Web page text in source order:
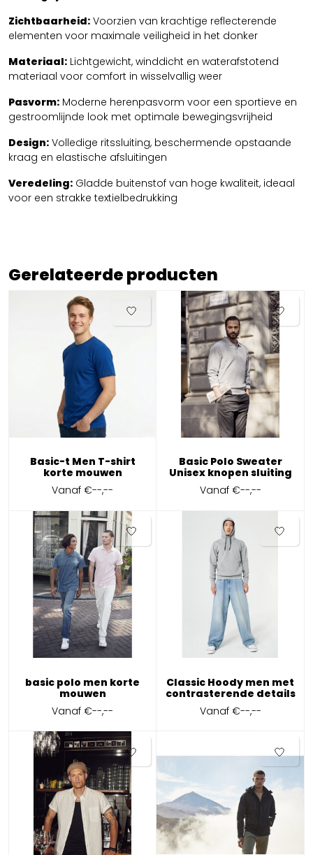
Zichtbaarheid: Voorzien van krachtige reflecterende
elementen voor maximale veiligheid in het donker
Materiaal: Lichtgewicht, winddicht en waterafstotend
materiaal voor comfort in wisselvallig weer
Pasvorm: Moderne herenpasvorm voor een sportieve en
gestroomlijnde look met optimale bewegingsvrijheid
Design: Volledige ritssluiting, beschermende opstaande
kraag en elastische afsluitingen
Veredeling: Gladde buitenstof van hoge kwaliteit, ideaal
voor een strakke textielbedrukking
Gerelateerde producten
Basic-t Men T-shirt
korte mouwen
Vanaf€--,--
Basic Polo Sweater
Unisex knopen sluiting
Vanaf €--,--
basic polo men korte
mouwen
Vanaf€--,--
Classic Hoody men met
contrasterende details
Vanaf €--,--